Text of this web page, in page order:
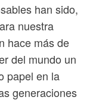
han sido,
nuestra
hace más de
del mundo un
papel en la
generaciones